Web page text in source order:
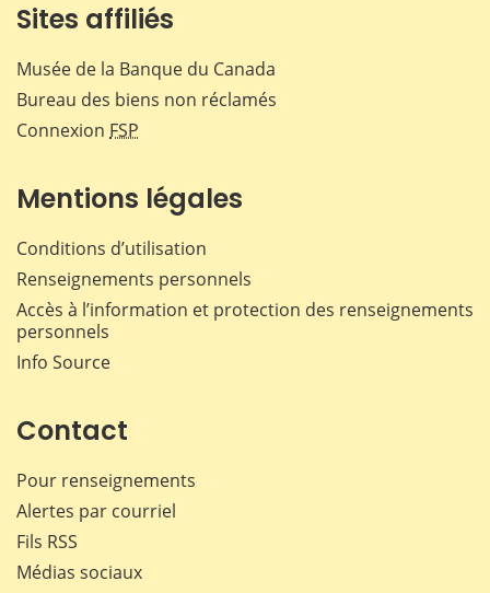
Sites affiliés
Musée de la Banque du Canada
Bureau des biens non réclamés
Connexion FSP
Mentions légales
Conditions d’utilisation
Renseignements personnels
Accès à l’information et protection des renseignements
personnels
Info Source
Contact
Pour renseignements
Alertes par courriel
Fils RSS
Médias sociaux